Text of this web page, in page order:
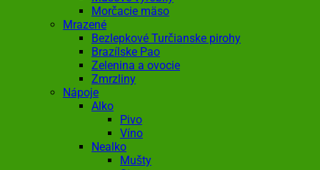
Morčacie mäso
Mrazené
Bezlepkové Turčianske pirohy
Brazílske Pao
Zelenina a ovocie
Zmrzliny
Nápoje
Alko
Pivo
Víno
Nealko
Mušty